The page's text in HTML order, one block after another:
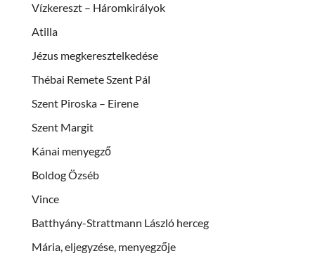
Vízkereszt – Háromkirályok
Atilla
Jézus megkeresztelkedése
Thébai Remete Szent Pál
Szent Piroska – Eirene
Szent Margit
Kánai menyegző
Boldog Özséb
Vince
Batthyány-Strattmann László herceg
Mária, eljegyzése, menyegzője